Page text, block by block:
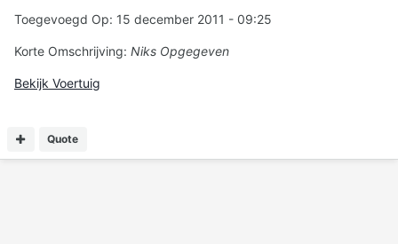
Toegevoegd Op: 15 december 2011 - 09:25
Korte Omschrijving: Niks Opgegeven
Bekijk Voertuig
Quote